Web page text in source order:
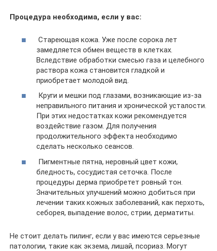
Процедура необходима, если у вас:
Стареющая кожа. Уже после сорока лет
замедляется обмен веществ в клетках.
Вследствие обработки смесью газа и целебного
раствора кожа становится гладкой и
приобретает молодой вид.
Круги и мешки под глазами, возникающие из-за
неправильного питания и хронической усталости.
При этих недостатках кожи рекомендуется
воздействие газом. Для получения
продолжительного эффекта необходимо
сделать несколько сеансов.
Пигментные пятна, неровный цвет кожи,
бледность, сосудистая сеточка. После
процедуры дерма приобретет ровный тон.
Значительных улучшений можно добиться при
лечении таких кожных заболеваний, как перхоть,
себорея, выпадение волос, стрии, дерматиты.
Не стоит делать пилинг, если у вас имеются серьезные
патологии, такие как экзема, лишай, псориаз. Могут